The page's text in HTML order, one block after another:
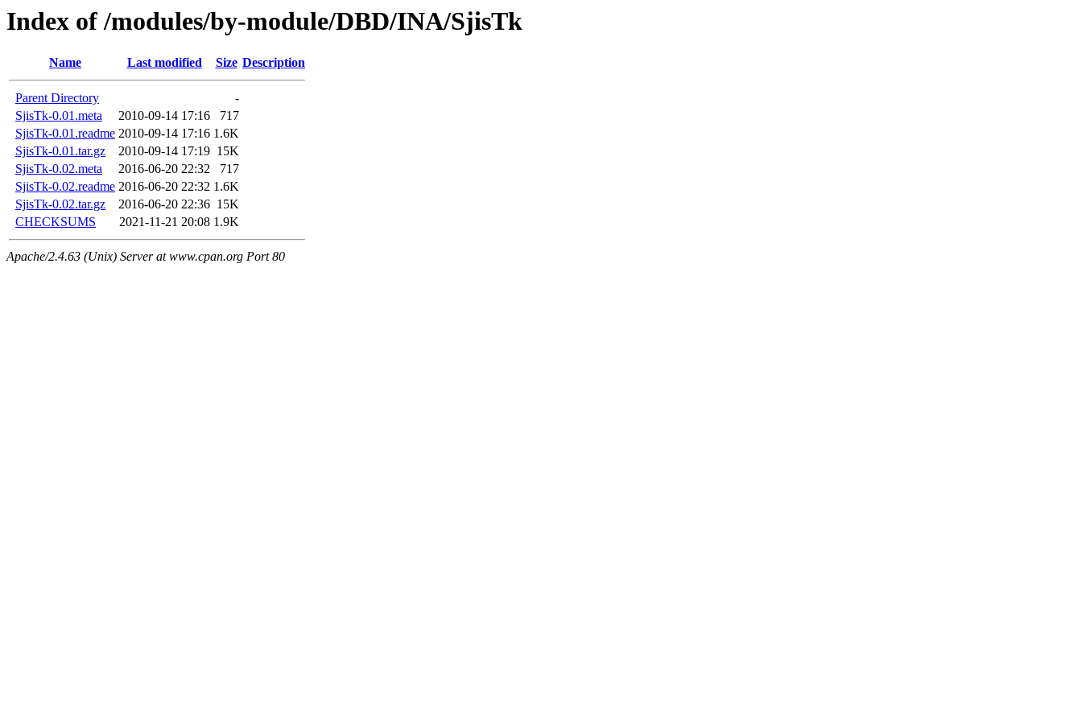
Index of /modules/by-module/DBD/INA/SjisTk
Name Last modified Size Description
Parent Directory
-
SjisTk-0.01.meta
2010-09-14 17:16
717
SjisTk-0.01.readme 2010-09-14 17:16 1.6K
SjisTk-0.01.tar.gz
2010-09-14 17:19 15K
SjisTk-0.02.meta
2016-06-20 22:32
717
SjisTk-0.02.readme 2016-06-20 22:32 1.6K
SjisTk-0.02.tar.gz
2016-06-20 22:36 15K
CHECKSUMS
2021-11-21 20:08 1.9K
Apache/2.4.63 (Unix) Server at www.cpan.org Port 80